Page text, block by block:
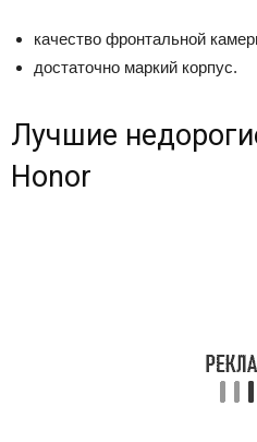
качество фронтальной
достаточно маркий корпус.
Лучшие
Honor